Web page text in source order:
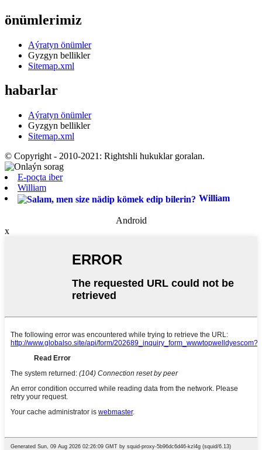
önümlerimiz
Aýratyn önümler
Gyzgyn bellikler
Sitemap.xml
habarlar
Aýratyn önümler
Gyzgyn bellikler
Sitemap.xml
© Copyright - 2010-2021: Rightshli hukuklar goralan.
E-poçta iber
William
William
Android
x